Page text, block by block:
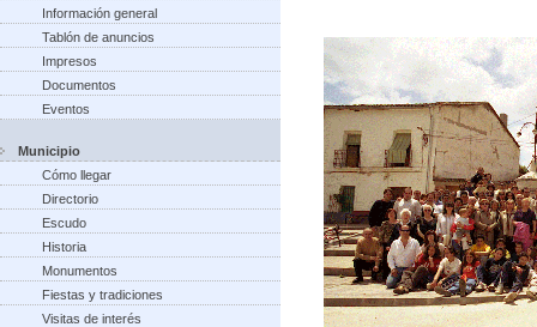
Información general
Tablón de anuncios
Impresos
Documentos
Eventos
Municipio
Cómo llegar
Directorio
Escudo
Historia
Monumentos
Fiestas y tradiciones
Visitas de interés